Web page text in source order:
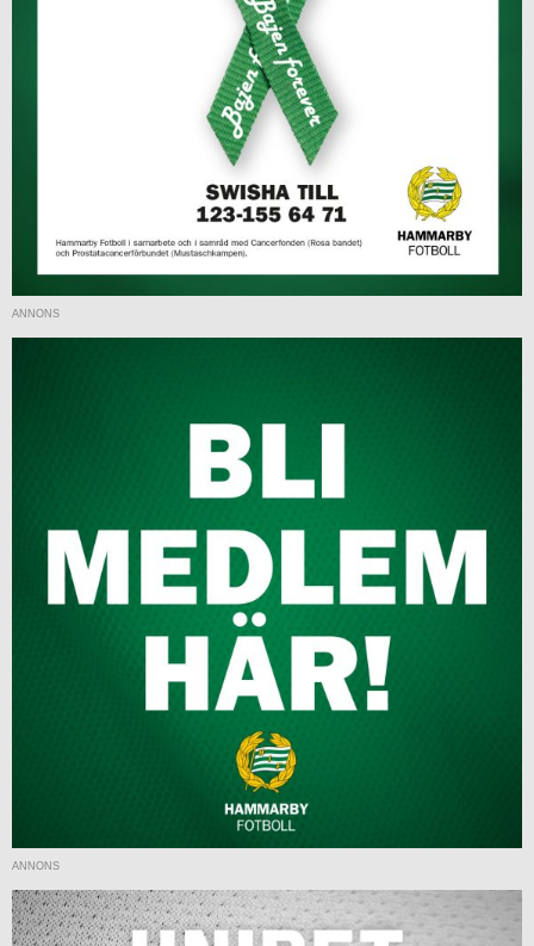
ANNONS
ANNONS